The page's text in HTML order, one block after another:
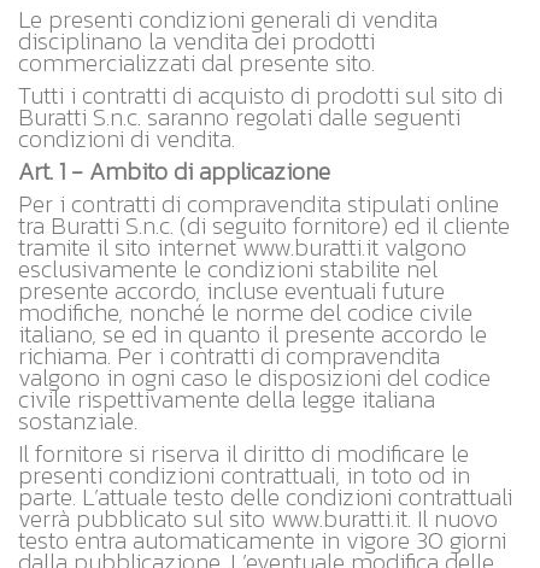
Le presenti condizioni generali di vendita
disciplinano la vendita dei prodotti
commercializzati dal presente sito.
Tutti i contratti di acquisto di prodotti sul sito di
Buratti S.n.c. saranno regolati dalle seguenti
condizioni di vendita.
Art. 1 - Ambito di applicazione
Per i contratti di compravendita stipulati online
tra Buratti S.n.c. (di seguito fornitore) ed il cliente
tramite il sito internet www.buratti.it valgono
esclusivamente le condizioni stabilite nel
presente accordo, incluse eventuali future
modifiche, nonché le norme del codice civile
italiano, se ed in quanto il presente accordo le
richiama. Per i contratti di compravendita
valgono in ogni caso le disposizioni del codice
civile rispettivamente della legge italiana
sostanziale.
Il fornitore si riserva il diritto di modificare le
presenti condizioni contrattuali, in toto od in
parte. L’attuale testo delle condizioni contrattuali
verrà pubblicato sul sito www.buratti.it. Il nuovo
testo entra automaticamente in vigore 30 giorni